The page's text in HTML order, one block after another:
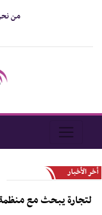
من
أخر الأخبار
يبحث مع منظمة